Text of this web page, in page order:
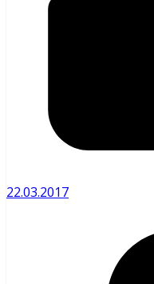
22.03.2017